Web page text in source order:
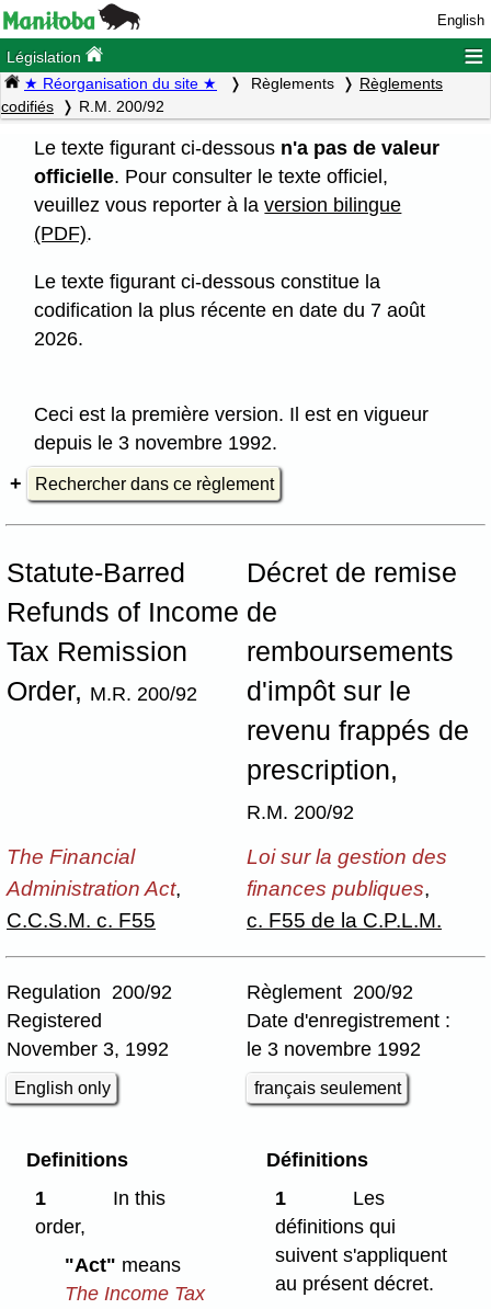
English
Législation ≡
★ Réorganisation du site ★ Règlements
Règlements
codifiés
R.M. 200/92
Le texte figurant ci-dessous n'a pas de valeur
officielle. Pour consulter le texte officiel,
veuillez vous reporter à laversion bilingue
(PDF).
Le texte figurant ci-dessous constitue la
codification la plus récente en date du 7 août
2026.
Ceci est la première version. Il est en vigueur
depuis le 3 novembre 1992.
Rechercher dans ce règlement
Statute-Barred
Refunds of Income
Tax Remission
Order, M.R. 200/92
Décret de remise
de
remboursements
d'impôt sur le
revenu frappés de
prescription,
R.M. 200/92
The Financial
Administration Act,
C.C.S.M. c. F55
Loi sur la gestion des
finances publiques,
c. F55 de la C.P.L.M.
Regulation 200/92
Registered
November 3, 1992
English only
Règlement 200/92
Date d'enregistrement :
le 3 novembre 1992
français seulement
Definitions
1
In this
order,
"Act" means
The Income Tax
Définitions
1
Les
définitions qui
suivent s'appliquent
au présent décret.